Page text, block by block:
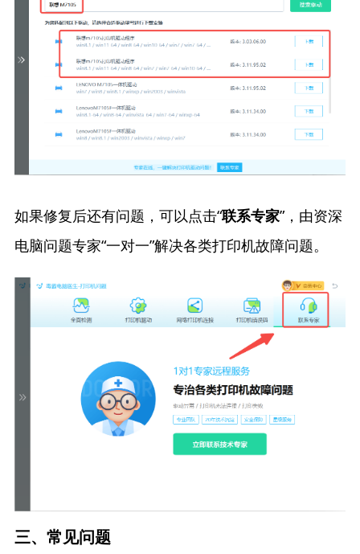
如果修复后还有问题，可以点击“联系专家”，由资深
电脑问题专家“一对一”解决各类打印机故障问题。
三、常见问题